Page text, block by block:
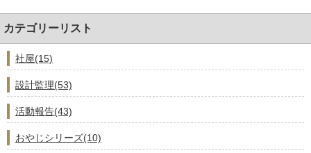
カテゴリーリスト
社屋(15)
設計監理(53)
活動報告(43)
おやじシリーズ(10)